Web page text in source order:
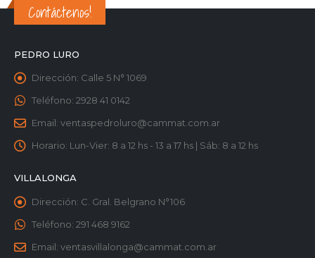
Contáctenos!
PEDRO LURO
Dirección: Calle 5 N° 1069
Teléfono: 2928 41 0142
Email: ventaspedroluro@cammat.com.ar
Horario: Lun-Vier: 8 a 12 hs - 13 a 17 hs | Sáb: 8 a 12 hs
VILLALONGA
Dirección: C. Gral. Belgrano N°106
Teléfono: 291 468 9162
Email: ventasvillalonga@cammat.com.ar